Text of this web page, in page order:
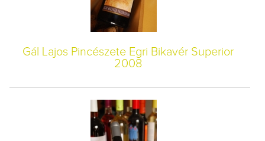
Gál Lajos Pincészete Egri Bikavér Superior
2008